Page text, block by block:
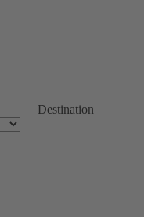
Destination